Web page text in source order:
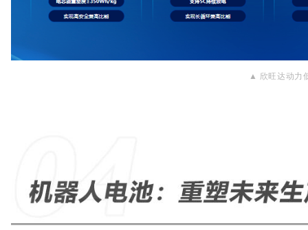
▲ 欣旺达动力